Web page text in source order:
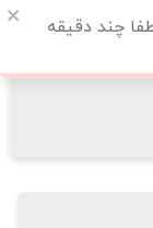
چند دقیقه